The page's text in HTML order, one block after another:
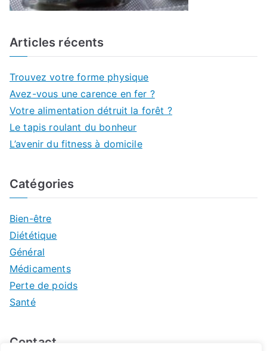
Articles récents
Trouvez votre forme physique
Avez-vous une carence en fer ?
Votre alimentation détruit la forêt ?
Le tapis roulant du bonheur
L’avenir du fitness à domicile
Catégories
Bien-être
Diététique
Général
Médicaments
Perte de poids
Santé
Contact